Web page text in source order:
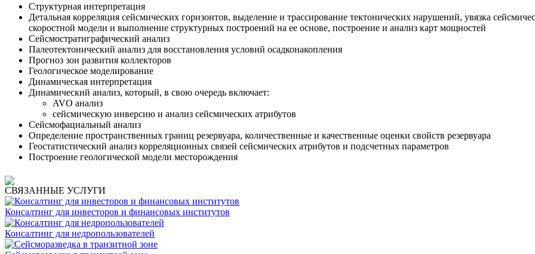
Структурная интерпретация
Детальная корреляция сейсмических горизонтов, выделение и трассирование тектонических нарушений, увязка
скоростной модели и выполнение структурных построений на ее основе, построение и анализ карт мощностей
Сейсмостратиграфический анализ
Палеотектонический анализ для восстановления условий осадконакопления
Прогноз зон развития коллекторов
Геологическое моделирование
Динамическая интерпретация
Динамический анализ, который, в свою очередь включает:
AVO анализ
сейсмическую инверсию и анализ сейсмических атрибутов
Сейсмофациальный анализ
Определение пространственных границ резервуара, количественные и качественные оценки свойств резервуара
Геостатистический анализ корреляционных связей сейсмических атрибутов и подсчетных параметров
Построение геологической модели месторождения
СВЯЗАННЫЕ УСЛУГИ
Консалтинг для инвесторов и финансовых институтов
Консалтинг для недропользователей